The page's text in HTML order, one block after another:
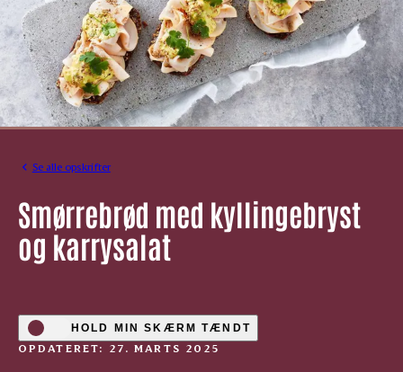
Se alle opskrifter
Smørrebrød med kyllingebryst
og karrysalat
HOLD MIN SKÆRM TÆNDT
OPDATERET: 27. MARTS 2025